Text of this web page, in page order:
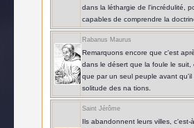
dans la léthargie de l'incrédulité,
capables de comprendre la
Rabanus Maurus
Remarquons encore que c'est
dans le désert que la foule le suit,
que par un seul peuple avant qu'il
solitude des na tions.
Saint Jérôme
Ils abandonnent leurs villes, c'est-